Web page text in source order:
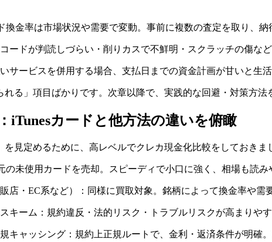
換金率は市場状況や需要で変動。事前に複数の査定を取り、納
ードが判読しづらい・削りカスで不鮮明・スクラッチの傷な
サービスを併用する場合、支払日までの資金計画が甘いと生
る」項目ばかりです。次章以降で、実践的な回避・対策方法
iTunesカードと他方法の違いを俯瞰
を見定めるために、高レベルでクレカ現金化比較をしておき
の未使用カードを売却。スピーディで小口に強く、相場も読
店・EC系など）：同様に買取対象。銘柄によって換金率や需
キーム：規約違反・法的リスク・トラブルリスクが高まりや
キャッシング：規約上正規ルートで、金利・返済条件が明確